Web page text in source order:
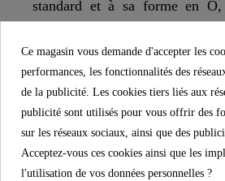
standard et à sa forme en
s'adapte aux cuvettes de
suspendues et sur pieds (pour
les dimensions, voir le schéma
MONTAGE FACILE :
fixation et les instructions en
sont inclus dans la livraison.
montage rapide et facile de
Ce magasin vous demande d'accepter les
performances, les fonctionnalités des
de la publicité. Les cookies tiers liés aux
publicité sont utilisés pour vous offrir des
sur les réseaux sociaux, ainsi que des
Acceptez-vous ces cookies ainsi que les
l'utilisation de vos données personnelles ?